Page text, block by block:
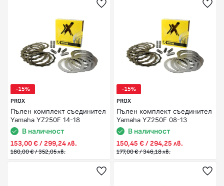
-15%
PROX
Пълен комплект съединител
Yamaha YZ250F 14-18
В наличност
153,00 € / 299,24 лв.
180,00 € / 352,05 лв.
-15%
PROX
Пълен комплект съединител
Yamaha YZ250F 08-13
В наличност
150,45 € / 294,25 лв.
177,00 € / 346,18 лв.